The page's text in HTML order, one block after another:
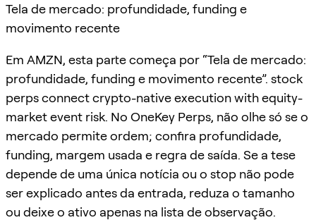
Tela de mercado: profundidade, funding e
movimento recente
Em AMZN, esta parte começa por “Tela de mercado:
profundidade, funding e movimento recente”. stock
perps connect crypto-native execution with equity-
market event risk. No OneKey Perps, não olhe só se o
mercado permite ordem; confira profundidade,
funding, margem usada e regra de saída. Se a tese
depende de uma única notícia ou o stop não pode
ser explicado antes da entrada, reduza o tamanho
ou deixe o ativo apenas na lista de observação.